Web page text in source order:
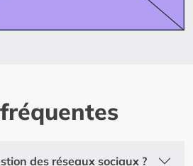
des réseaux sociaux ?